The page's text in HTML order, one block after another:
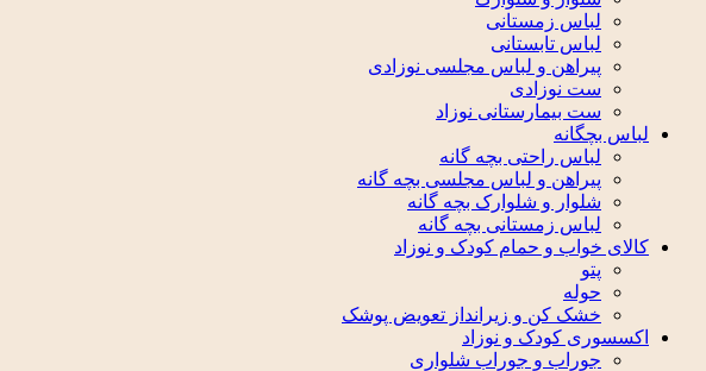
لباس زمستانی
لباس تابستانی
پیراهن و لباس مجلسی نوزادی
ست نوزادی
ست بیمارستانی نوزاد
لباس بچگانه
لباس راحتی بچه گانه
پیراهن و لباس مجلسی بچه گانه
شلوار و شلوارک بچه گانه
لباس زمستانی بچه گانه
کالای خواب و حمام کودک و نوزاد
پتو
حوله
خشک کن و زیرانداز تعویض پوشک
اکسسوری کودک و نوزاد
جوراب و جوراب شلواری